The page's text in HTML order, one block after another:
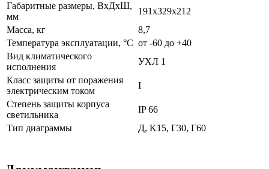
Габаритные размеры, ВхДхШ,
мм
191х329х212
Масса, кг
8,7
Температура эксплуатации, °С от -60 до +40
Вид климатического
исполнения
УХЛ 1
Класс защиты от поражения
электрическим током
I
Степень защиты корпуса
светильника
IP 66
Тип диаграммы
Д, K15, Г30, Г60